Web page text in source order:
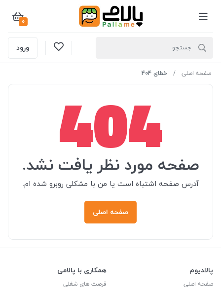
0
ورود
صفحه اصلی خطای 404
404
صفحه مورد نظر یافت نشد.
آدرس صفحه اشتباه است یا من با مشکلی روبرو شده ام.
صفحه اصلی
پالادیوم
صفحه اصلی
همکاری با پالامی
فرصت های شغلی